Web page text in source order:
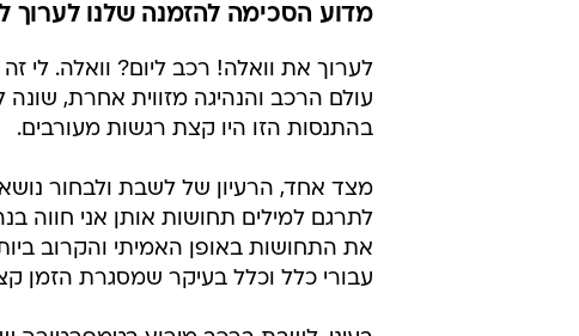
מדוע הסכימה להזמנה שלנו לערוך
לערוך את וואלה! רכב ליום? וואלה. לי
עולם הרכב והנהיגה מזווית אחרת,
בהתנסות הזו היו קצת רגשות מעורבים.
מצד אחד, הרעיון של לשבת ולבחור
לתרגם למילים תחושות אותן אני חווה
את התחושות באופן האמיתי והקרוב
עבורי כלל וכלל בעיקר שמסגרת הזמן